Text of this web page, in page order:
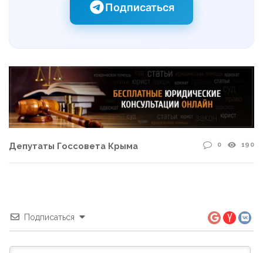
Подписаться
Депутаты Госсовета Крыма 0 190
Подписаться